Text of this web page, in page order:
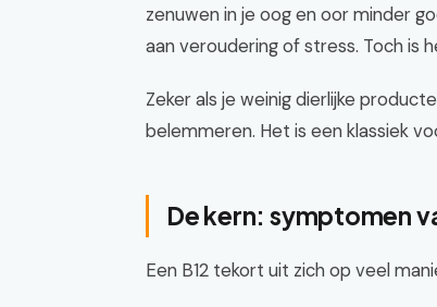
zenuwen in je oog en oor minder
aan veroudering of stress. Toch is
Zeker als je weinig dierlijke
belemmeren. Het is een klassiek
De kern: symptomen
Een B12 tekort uit zich op veel